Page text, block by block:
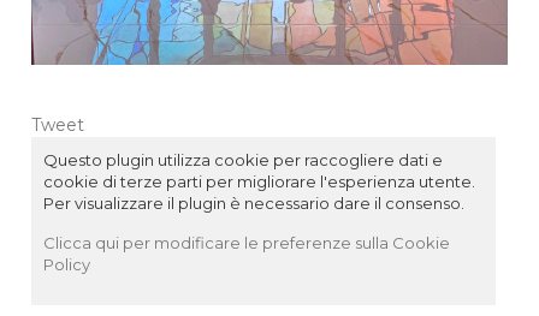
Tweet
Questo plugin utilizza cookie per raccogliere dati e
cookie di terze parti per migliorare l'esperienza utente.
Per visualizzare il plugin è necessario dare il consenso.
Clicca qui per modificare le preferenze sulla Cookie
Policy